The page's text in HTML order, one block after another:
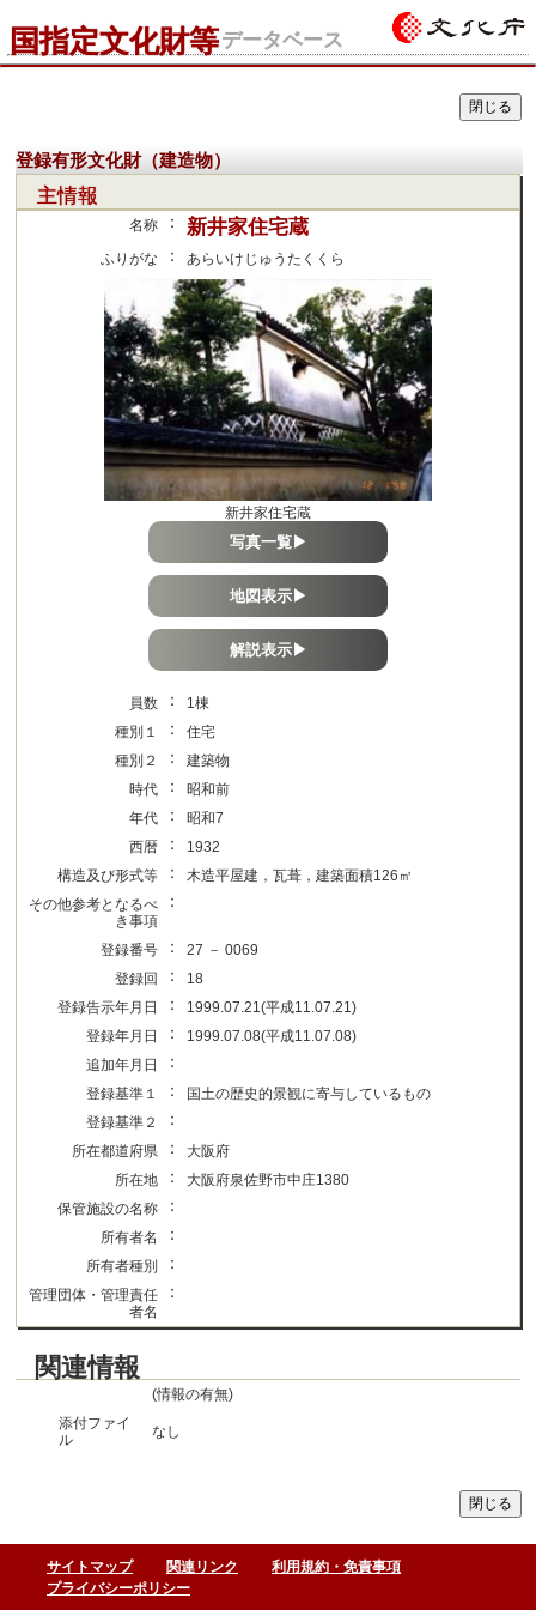
国指定文化財等データベース
登録有形文化財（建造物）
主情報
名称 ： 新井家住宅蔵
ふりがな ： あらいけじゅうたくくら
新井家住宅蔵
写真一覧▶
地図表示▶
解説表示▶
員数 ：
1棟
種別１
：
住宅
種別２
：
建築物
時代
：
昭和前
年代
：
昭和7
西暦
：
1932
構造及び形式等
：
木造平屋建，瓦葺，建築面積126㎡
その他参考となるべ
き事項
：
登録番号 ：
27 － 0069
登録回
：
18
登録告示年月日
：
1999.07.21(平成11.07.21)
登録年月日
：
1999.07.08(平成11.07.08)
追加年月日
：
登録基準１ ：
国土の歴史的景観に寄与しているもの
登録基準２
：
所在都道府県 ：
大阪府
所在地
：
大阪府泉佐野市中庄1380
保管施設の名称
：
所有者名 ：
所有者種別 ：
管理団体・管理責任
者名
：
関連情報
(情報の有無)
添付ファイ
ル
なし
サイトマップ 関連リンク
利用規約・免責事項
プライバシーポリシー